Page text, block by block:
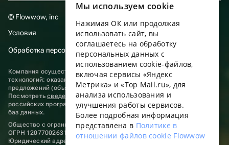
© Flowwow, inc
Условия
Обработка персональных данных
Компания осуществляет деятельность в области информационных
технологий: оказание услуг в сети “Интернет” по размещению
предложений (объявлений) продавцов о реализации товаров.
Посмотретьсведения о программах, включенных в реестр
российских программ для электронных вычислительных машин и
баз данных.
Общество с ограниченной ответственностью «ФЛАУВАУ»
ОГРН 1207700263198, ИНН 9702020445
Юридический адрес: г. Москва, вн.тер. г. Муниципальный округ
ENGLISH
UKRAINIAN
PORTUGUESE
FRENCH
Мы используем сookie
Нажимая ОК или продолжая
использовать сайт, вы
соглашаетесь на обработку
персональных данных с
использованием cookie-файлов,
включая сервисы «Яндекс
Метрика» и «Top Mail.ru», для
анализа использования и
улучшения работы сервисов.
Более подробная информация
представлена в Политике в
отношении файлов cookie Flowwow